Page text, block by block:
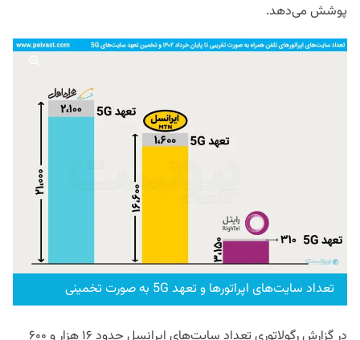
پوشش می‌دهد.
تعداد سایت‌های اپراتورها و تعهد 5G به صورت تخمینی